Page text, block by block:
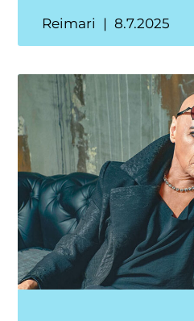
Reimari 8.7.2025